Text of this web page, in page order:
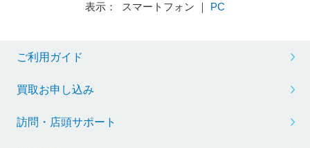
表示： スマートフォン ｜ PC
ご利用ガイド
買取お申し込み
訪問・店頭サポート